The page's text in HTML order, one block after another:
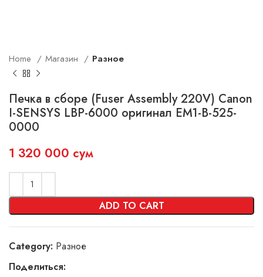
Home Магазин Разное
Печка в сборе (Fuser Assembly 220V) Canon
I-SENSYS LBP-6000 оригинал EM1-B-525-
0000
1 320 000 сум
ADD TO CART
Category: Разное
Поделиться: